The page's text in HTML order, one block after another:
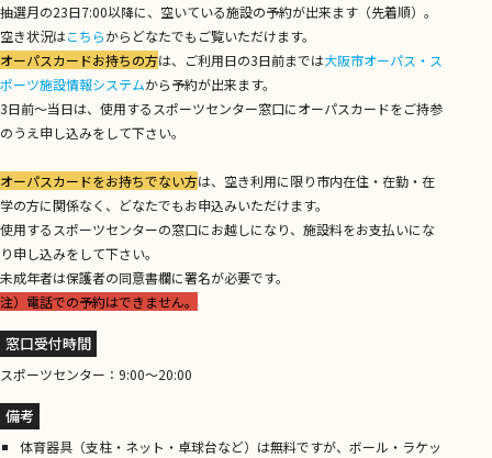
抽選月の23日7:00以降に、空いている施設の予約が出来ます（先着順）。
空き状況はこちらからどなたでもご覧いただけます。
オーパスカードお持ちの方は、ご利用日の3日前までは大阪市オーパス・ス
ポーツ施設情報システムから予約が出来ます。
3日前～当日は、使用するスポーツセンター窓口にオーパスカードをご持参
のうえ申し込みをして下さい。
オーパスカードをお持ちでない方は、空き利用に限り市内在住・在勤・在
学の方に関係なく、どなたでもお申込みいただけます。
使用するスポーツセンターの窓口にお越しになり、施設料をお支払いにな
り申し込みをして下さい。
未成年者は保護者の同意書欄に署名が必要です。
注）電話での予約はできません。
窓口受付時間
スポーツセンター：9:00～20:00
備考
体育器具（支柱・ネット・卓球台など）は無料ですが、ボール・ラケッ